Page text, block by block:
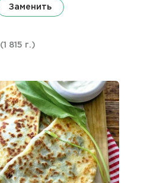
Заменить
(1 815 г.)